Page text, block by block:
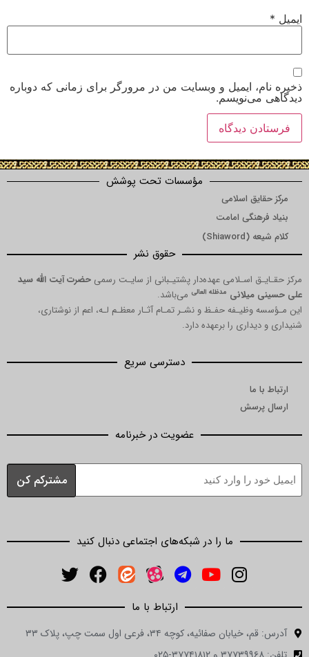
ایمیل و وبسایت من در مرورگر برای زمانی که دوباره
مؤسسات تحت پوشش
اسلامی
امامت
حقوق نشر
اسـلامی عهده‌دار پشتیـبانی از سایـت رسمی حضرت آیت الله سید
مدظله العالیمی‌باشد.
حفـظ و نشـر تمـام آثـار معظـم لـه، اعم از نوشتاری،
را برعهده دارد.
دسترسی سریع
عضویت در خبرنامه
ما را در شبکه‌های اجتماعی دنبال کنید
ارتباط با ما
صفائیه، کوچه ۳۴، فرعی اول سمت چپ، پلاک ۳۳